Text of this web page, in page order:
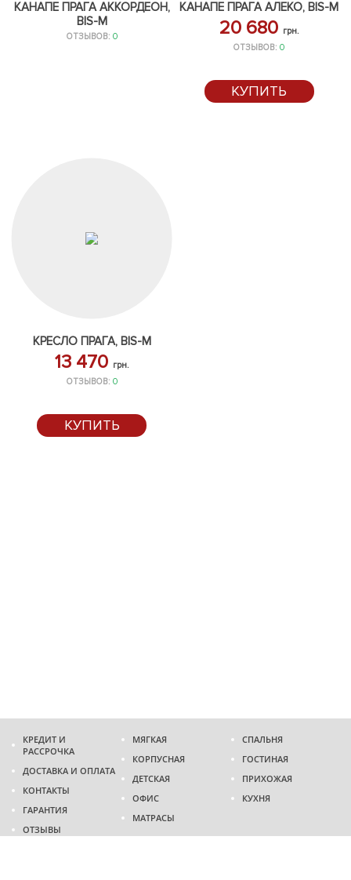
КАНАПЕ ПРАГА АККОРДЕОН,
BIS-M
ОТЗЫВОВ: 0
КАНАПЕ ПРАГА АЛЕКО, BIS-M
20 680 грн.
ОТЗЫВОВ:0
КУПИТЬ
КРЕСЛО ПРАГА, BIS-M
13 470 грн.
ОТЗЫВОВ: 0
КУПИТЬ
КРЕДИТ И
РАССРОЧКА
ДОСТАВКА И ОПЛАТА
КОНТАКТЫ
ГАРАНТИЯ
ОТЗЫВЫ
МЯГКАЯ
КОРПУСНАЯ
ДЕТСКАЯ
ОФИС
МАТРАСЫ
СПАЛЬНЯ
ГОСТИНАЯ
ПРИХОЖАЯ
КУХНЯ